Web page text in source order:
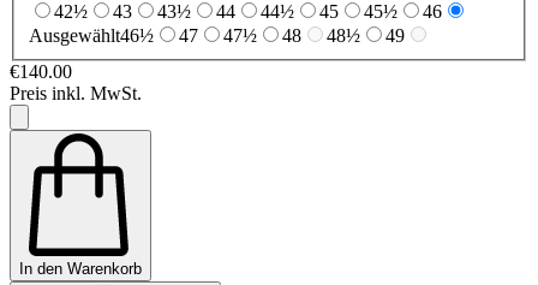
42½
43 43½ 44 44½ 45 45½
46
Ausgewählt46½ 47 47½ 48 48½
49
€140.00
Preis inkl. MwSt.
In den Warenkorb